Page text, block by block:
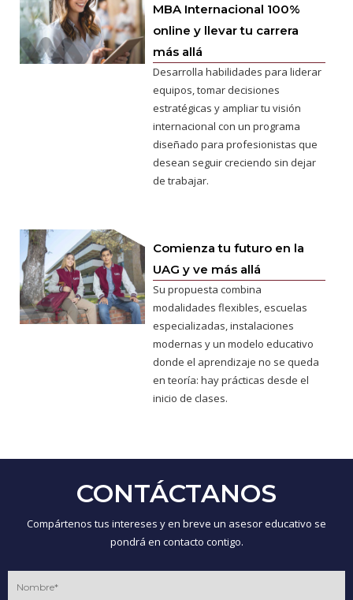
MBA Internacional 100%
online y llevar tu carrera
más allá
Desarrolla habilidades para liderar
equipos, tomar decisiones
estratégicas y ampliar tu visión
internacional con un programa
diseñado para profesionistas que
desean seguir creciendo sin dejar
de trabajar.
Comienza tu futuro en la
UAG y ve más allá
Su propuesta combina
modalidades flexibles, escuelas
especializadas, instalaciones
modernas y un modelo educativo
donde el aprendizaje no se queda
en teoría: hay prácticas desde el
inicio de clases.
CONTÁCTANOS
Compártenos tus intereses y en breve un asesor educativo se
pondrá en contacto contigo.